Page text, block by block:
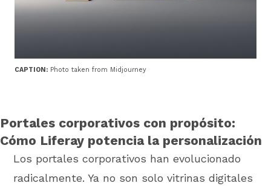
CAPTION: Photo taken from Midjourney
Portales corporativos con propósito:
Cómo Liferay potencia la personalización
Los portales corporativos han evolucionado
radicalmente. Ya no son solo vitrinas digitales